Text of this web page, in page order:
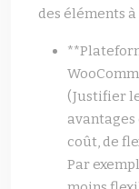
des éléments
(Justifier
coût, de
Par